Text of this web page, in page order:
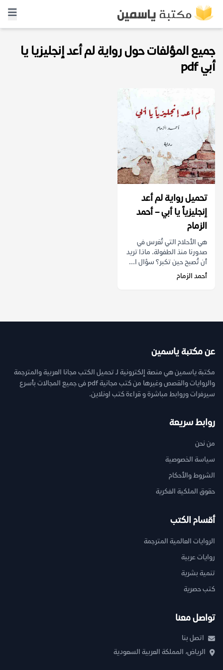
جميع المؤلفات حول رواية لم أعد إنجليزيا يا
أبي pdf
تحميل رواية لم أعد
إنجليزياً يا أبي – أحمد
الزمام
هي الأحلام التي تُغرس في
صدورنا منذ الطفولة. ماذا تريد
أن تُصبح حين تكبر؟ سؤال ا...
أحمد الزمام
عن مكتبة ياسمين
مكتبة ياسمين هي منصة إلكترونية لـ تحميل الكتب مجانا العربية والمترجمة
والروايات والقصص وغيرها من كتب مجانية pdf فى جميع المجالات بأسرع
سيرفرات وروابط مباشرة و قراءة كتب اونلاين.
روابط سريعة
من نحن
سياسة الخصوصية
الشروط والأحكام
حقوق الملكية الفكرية
أقسام الكتب
الروايات العالمية المترجمة
روايات عربية
تنمية بشرية
كتب حصرية
تواصل معنا
اتصل بنا
الرياض، المملكة العربية السعودية